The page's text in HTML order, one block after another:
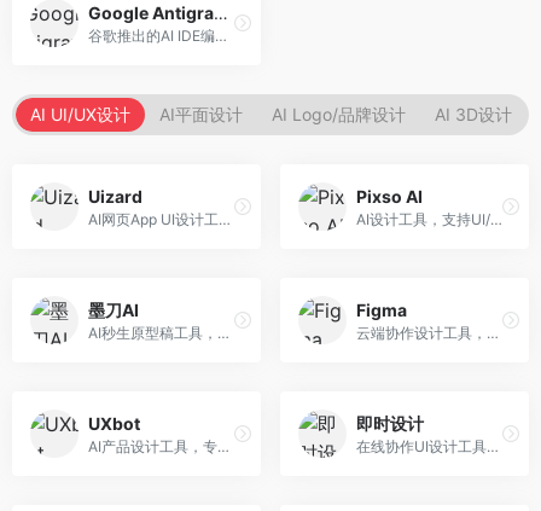
Google Antigravity
谷歌推出的AI IDE编程智能体，整合Google Cloud服务。面向谷歌生态开发者，提供智能编程辅助、云服务集成等功能。
AI UI/UX设计 AI平面设计 AI Logo/品牌设计 AI 3D设计
Uizard
AI网页App UI设计工具，专注于快速界面生成。面向产品经理和设计师，提供线框图转UI、界面生成、设计优化等服务，设计速度快。
Pixso AI
AI设计工具，支持UI/UX设计全流程。面向设计师和产品团队，提供界面生成、设计优化、协作评审等服务，国产替代方案，团队协作便捷。
墨刀AI
AI秒生原型稿工具，专注于快速原型设计。面向产品经理和设计师，提供原型生成、交互设计、团队协作等服务，原型制作效率高。
Figma
云端协作设计工具，整合AI设计辅助功能。面向UI/UX设计师和产品团队，提供界面设计、原型制作、团队协作等服务，协作功能强大，是UI设计领域的标杆产品。
UXbot
AI产品设计工具，专注于用户体验优化。面向UX设计师，提供用户研究、设计建议、可用性测试等服务，UX设计支持完善。
即时设计
在线协作UI设计工具，整合AI设计功能。面向设计师和产品团队，提供界面设计、原型制作、设计资源库等服务，国产协作设计平台。